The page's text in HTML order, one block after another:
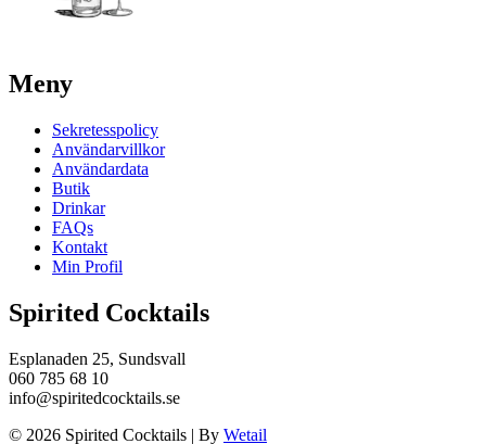
Meny
Sekretesspolicy
Användarvillkor
Användardata
Butik
Drinkar
FAQs
Kontakt
Min Profil
Spirited Cocktails
Esplanaden 25, Sundsvall
060 785 68 10
info@spiritedcocktails.se
© 2026 Spirited Cocktails | By Wetail